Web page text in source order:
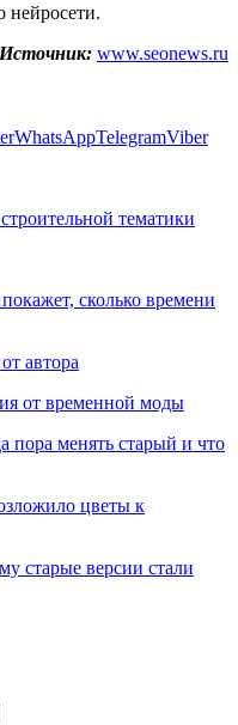
нейросети.
Источник: www.seonews.ru
WhatsAppTelegramViber
тематики
сколько времени
автора
от временной моды
пора менять старый и что
цветы к
старые версии стали